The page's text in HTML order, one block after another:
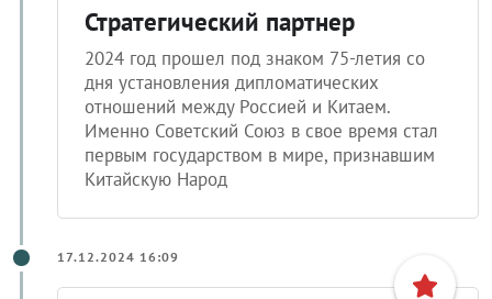
Стратегический партнер
2024 год прошел под знаком 75-летия со
дня установления дипломатических
отношений между Россией и Китаем.
Именно Советский Союз в свое время стал
первым государством в мире, признавшим
Китайскую Народ
17.12.2024 16:09